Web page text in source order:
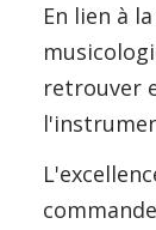
En lien à
retrouver